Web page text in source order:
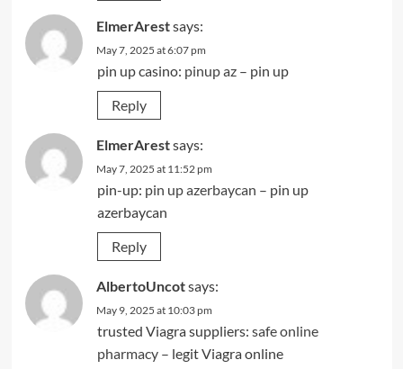
ElmerArestsays:
May 7, 2025 at 6:07 pm
pin up casino: pinup az– pin up
Reply
ElmerArestsays:
May 7, 2025 at 11:52 pm
pin-up: pin up azerbaycan – pin up
azerbaycan
Reply
AlbertoUncotsays:
May 9, 2025 at 10:03 pm
trusted Viagra suppliers: safe online
pharmacy– legit Viagra online